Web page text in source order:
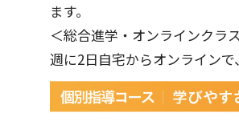
ます。
＜総合進学・オンラインクラ
週に2日自宅からオンライン